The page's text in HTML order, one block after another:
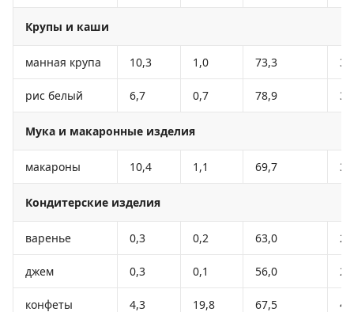
Крупы и каши
манная крупа 10,3 1,0 73,3
рис белый 6,7 0,7 78,9
Мука и макаронные изделия
макароны 10,4 1,1 69,7
Кондитерские изделия
варенье 0,3 0,2 63,0
джем 0,3 0,1 56,0
конфеты 4,3 19,8 67,5